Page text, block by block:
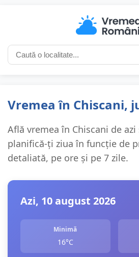
Vremea în Chiscani,
Află vremea în Chiscani de
planifică-ți ziua în funcție de
detaliată, pe ore și pe 7 zile.
Azi, 10 august 2026
Minimă
16°C